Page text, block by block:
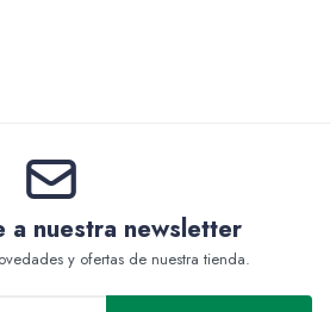
a nuestra newsletter
y ofertas de nuestra tienda.